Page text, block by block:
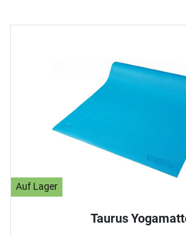
Auf Lager
Taurus